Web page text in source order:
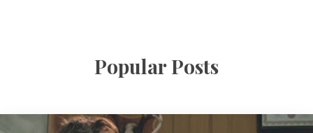
Popular Posts